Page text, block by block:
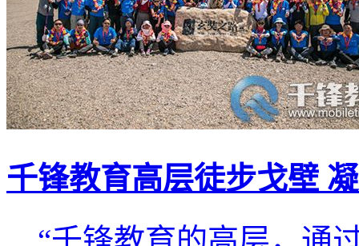
千锋教育高层徒步戈壁